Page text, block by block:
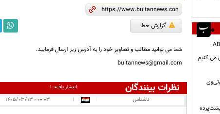
گزارش خطا
شما می توانید مطالب و تصاویر خود را به آدرس زیر ارسال فرمایید.
bultannews@gmail.com
نظرات بینندگان انتشار یافته:۱
ناشناس |
| ۰۰:۰۳ - ۱۴۰۵/۰۳/۱۳
می کنیم
پشت‌پرده